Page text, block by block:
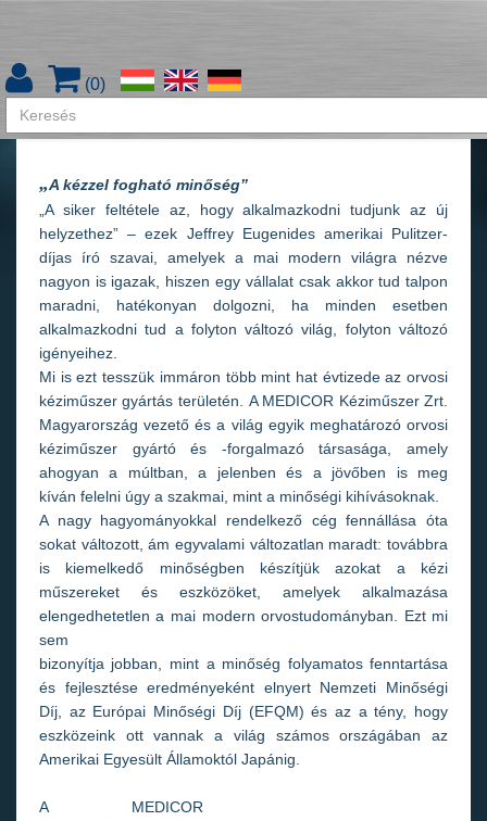
(0)
Rólunk
Rólunk
„A kézzel fogható minőség”
„A siker feltétele az, hogy alkalmazkodni tudjunk az új
helyzethez” – ezek Jeffrey Eugenides amerikai Pulitzer-
díjas író szavai, amelyek a mai modern világra nézve
nagyon is igazak, hiszen egy vállalat csak akkor tud talpon
maradni, hatékonyan dolgozni, ha minden esetben
alkalmazkodni tud a folyton változó világ, folyton változó
igényeihez.
Mi is ezt tesszük immáron több mint hat évtizede az orvosi
kéziműszer gyártás területén. A MEDICOR Kéziműszer Zrt.
Magyarország vezető és a világ egyik meghatározó orvosi
kéziműszer gyártó és -forgalmazó társasága, amely
ahogyan a múltban, a jelenben és a jövőben is meg
kíván felelni úgy a szakmai, mint a minőségi kihívásoknak.
A nagy hagyományokkal rendelkező cég fennállása óta
sokat változott, ám egyvalami változatlan maradt: továbbra
is kiemelkedő minőségben készítjük azokat a kézi
műszereket és eszközöket, amelyek alkalmazása
elengedhetetlen a mai modern orvostudományban. Ezt mi
sem
bizonyítja jobban, mint a minőség folyamatos fenntartása
és fejlesztése eredményeként elnyert Nemzeti Minőségi
Díj, az Európai Minőségi Díj (EFQM) és az a tény, hogy
eszközeink ott vannak a világ számos országában az
Amerikai Egyesült Államoktól Japánig.
A MEDICOR